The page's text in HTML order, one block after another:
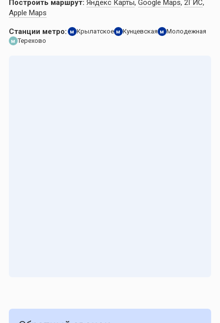
Построить маршрут: Яндекс Карты, Google Maps, 2ГИС,
Apple Maps
Станции метро: м Крылатское м Кунцевская м Молодежная
м Терехово